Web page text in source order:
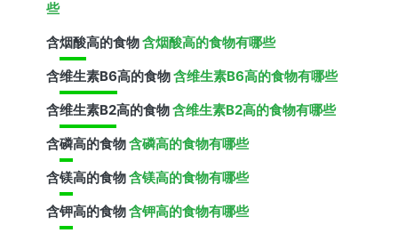
些
含烟酸高的食物含烟酸高的食物有哪些
含维生素B6高的食物含维生素B6高的食物有哪些
含维生素B2高的食物含维生素B2高的食物有哪些
含磷高的食物含磷高的食物有哪些
含镁高的食物含镁高的食物有哪些
含钾高的食物含钾高的食物有哪些